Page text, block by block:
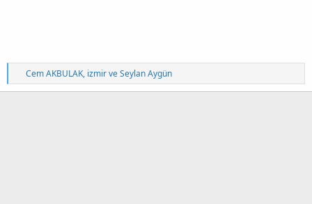
T
e
p
Cem AKBULAK, izmirveSeylan Aygün